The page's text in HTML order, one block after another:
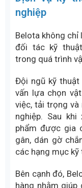
Hệ thống sấy
sử dụng dây
Lựa chọn
Doanh nghiệp
độ ẩm, hóa
thực tế. Việc
băng tải hoạt
phí thay thế
Lựa chọn
Chi phí đầu tư
đầu. Doanh